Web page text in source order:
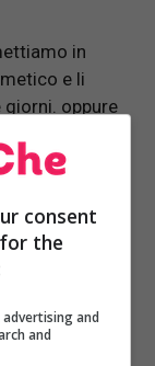
in
e li
oppure
formine del
anche
piatti
anche delle
consent
the
and
and